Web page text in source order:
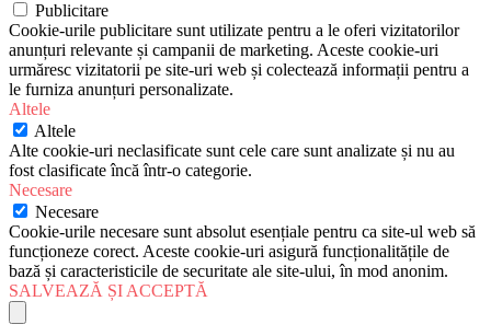
Publicitare
Cookie-urile publicitare sunt utilizate pentru a le oferi vizitatorilor
anunțuri relevante și campanii de marketing. Aceste cookie-uri
urmăresc vizitatorii pe site-uri web și colectează informații pentru a
le furniza anunțuri personalizate.
Altele
Altele
Alte cookie-uri neclasificate sunt cele care sunt analizate și nu au
fost clasificate încă într-o categorie.
Necesare
Necesare
Cookie-urile necesare sunt absolut esențiale pentru ca site-ul web să
funcționeze corect. Aceste cookie-uri asigură funcționalitățile de
bază și caracteristicile de securitate ale site-ului, în mod anonim.
SALVEAZĂ ȘI ACCEPTĂ